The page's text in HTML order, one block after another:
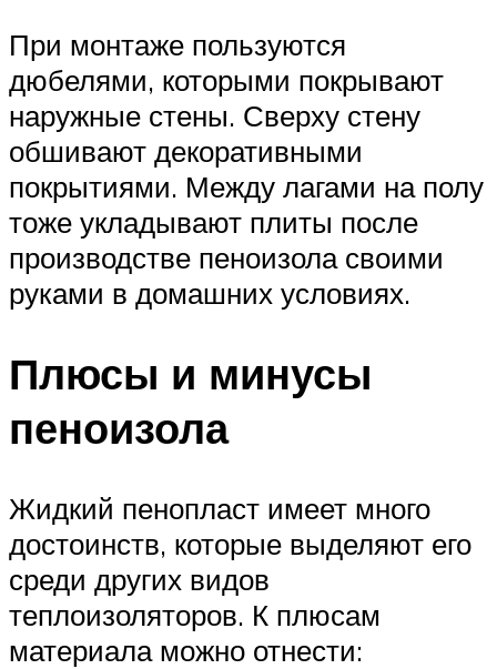
При монтаже пользуются
дюбелями, которыми покрывают
наружные стены. Сверху стену
обшивают декоративными
покрытиями. Между лагами на полу
тоже укладывают плиты после
производстве пеноизола своими
руками в домашних условиях.
Плюсы и минусы
пеноизола
Жидкий пенопласт имеет много
достоинств, которые выделяют его
среди других видов
теплоизоляторов. К плюсам
материала можно отнести: